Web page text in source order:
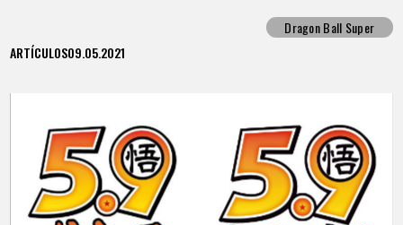
Dragon Ball Super
ARTÍCULOS09.05.2021